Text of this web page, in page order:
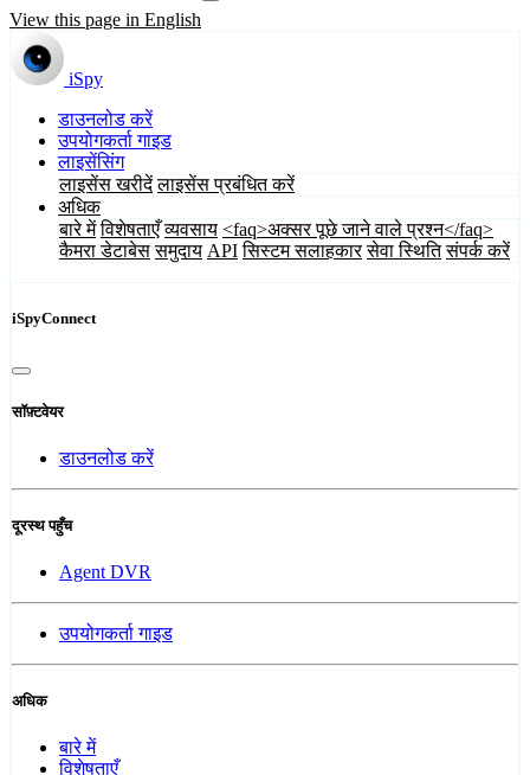
View this page in English
iSpy
डाउनलोड करें
उपयोगकर्ता गाइड
लाइसेंसिंग
लाइसेंस खरीदें लाइसेंस प्रबंधित करें
अधिक
बारे में विशेषताएँ व्यवसाय <faq>अक्सर पूछे जाने वाले प्रश्न</faq>
कैमरा डेटाबेस समुदाय API सिस्टम सलाहकार सेवा स्थिति संपर्क करें
iSpyConnect
सॉफ़्टवेयर
डाउनलोड करें
दूरस्थ पहुँच
Agent DVR
उपयोगकर्ता गाइड
अधिक
बारे में
विशेषताएँ